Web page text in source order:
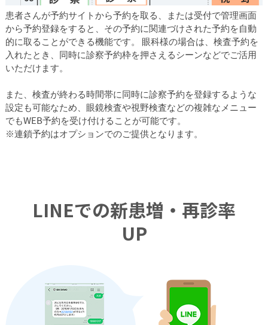
患者さんが予約サイトから予約を取る、または受付で管理画面
から予約登録をすると、その予約に関連づけされた予約を自動
的に取ることができる機能です。 眼科様の場合は、検査予約を
入れたとき、同時に診察予約枠を押さえるシーンなどでご活用
いただけます。
また、検査が終わる時間帯に同時に診察予約を登録するような
設定も可能なため、眼鏡検査や視野検査などの複雑なメニュー
でもWEB予約を受け付けることが可能です。
※連鎖予約はオプションでのご提供となります。
LINEでの新患増・再診率
UP